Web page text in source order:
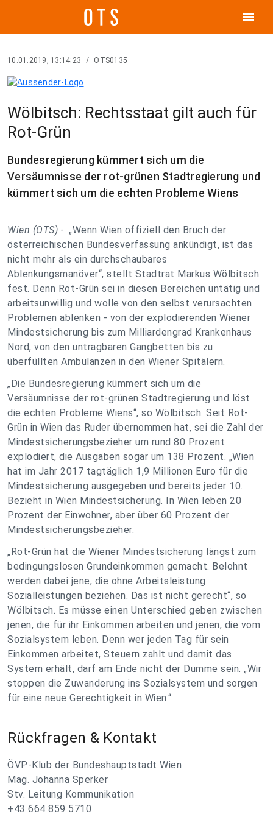
menu
10.01.2019, 13:14:23 / OTS0135
Wölbitsch: Rechtsstaat gilt auch für
Rot-Grün
Bundesregierung kümmert sich um die
Versäumnisse der rot-grünen Stadtregierung und
kümmert sich um die echten Probleme Wiens
Wien (OTS) - „Wenn Wien offiziell den Bruch der
österreichischen Bundesverfassung ankündigt, ist das
nicht mehr als ein durchschaubares
Ablenkungsmanöver“, stellt Stadtrat Markus Wölbitsch
fest. Denn Rot-Grün sei in diesen Bereichen untätig und
arbeitsunwillig und wolle von den selbst verursachten
Problemen ablenken - von der explodierenden Wiener
Mindestsicherung bis zum Milliardengrad Krankenhaus
Nord, von den untragbaren Gangbetten bis zu
überfüllten Ambulanzen in den Wiener Spitälern.
„Die Bundesregierung kümmert sich um die
Versäumnisse der rot-grünen Stadtregierung und löst
die echten Probleme Wiens“, so Wölbitsch. Seit Rot-
Grün in Wien das Ruder übernommen hat, sei die Zahl der
Mindestsicherungsbezieher um rund 80 Prozent
explodiert, die Ausgaben sogar um 138 Prozent. „Wien
hat im Jahr 2017 tagtäglich 1,9 Millionen Euro für die
Mindestsicherung ausgegeben und bereits jeder 10.
Bezieht in Wien Mindestsicherung. In Wien leben 20
Prozent der Einwohner, aber über 60 Prozent der
Mindestsicherungsbezieher.
„Rot-Grün hat die Wiener Mindestsicherung längst zum
bedingungslosen Grundeinkommen gemacht. Belohnt
werden dabei jene, die ohne Arbeitsleistung
Sozialleistungen beziehen. Das ist nicht gerecht“, so
Wölbitsch. Es müsse einen Unterschied geben zwischen
jenen, die für ihr Einkommen arbeiten und jenen, die vom
Sozialsystem leben. Denn wer jeden Tag für sein
Einkommen arbeitet, Steuern zahlt und damit das
System erhält, darf am Ende nicht der Dumme sein. „Wir
stoppen die Zuwanderung ins Sozialsystem und sorgen
für eine neue Gerechtigkeit in Wien.“
Rückfragen & Kontakt
ÖVP-Klub der Bundeshauptstadt Wien
Mag. Johanna Sperker
Stv. Leitung Kommunikation
+43 664 859 5710